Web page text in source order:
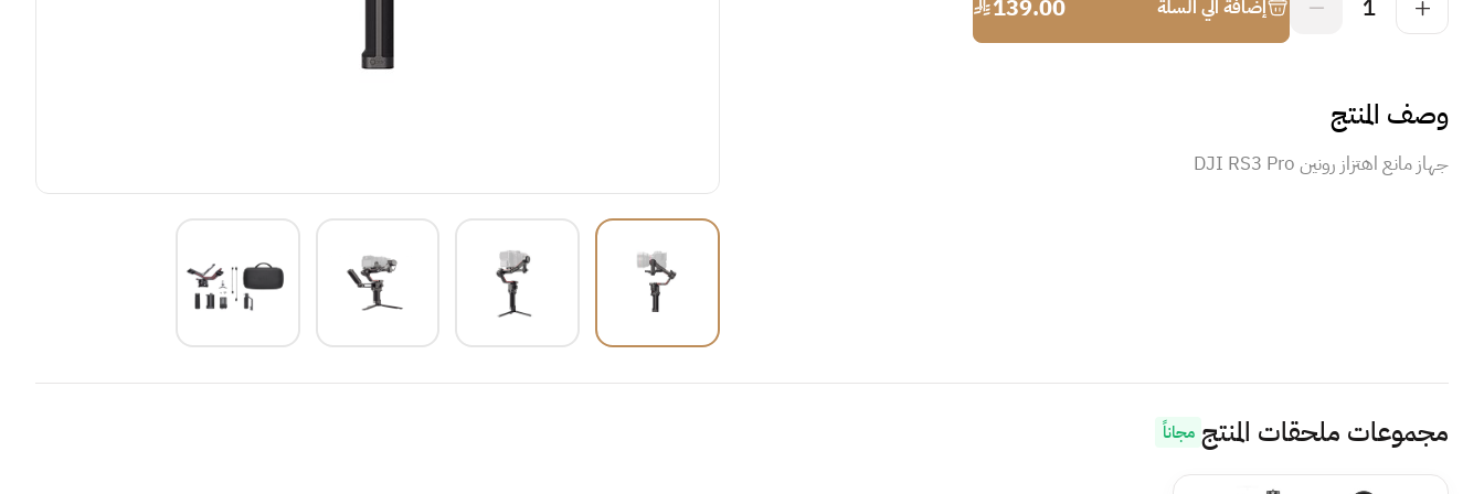
1 إضافة الي السلة 139.00
¥
وصف المنتج
جهاز مانع اهتزاز رونين DJI RS3 Pro
مجموعات ملحقات المنتج مجاناً